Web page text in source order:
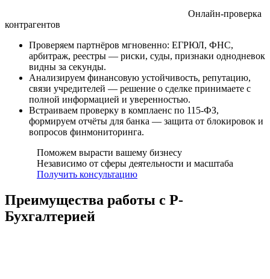
Онлайн‑проверка
контрагентов
Проверяем партнёров мгновенно: ЕГРЮЛ, ФНС,
арбитраж, реестры — риски, суды, признаки однодневок
видны за секунды.
Анализируем финансовую устойчивость, репутацию,
связи учредителей — решение о сделке принимаете с
полной информацией и уверенностью.
Встраиваем проверку в комплаенс по 115-ФЗ,
формируем отчёты для банка — защита от блокировок и
вопросов финмониторинга.
Поможем вырасти вашему бизнесу
Независимо от сферы деятельности и масштаба
Получить консультацию
Преимущества работы с Р-
Бухгалтерией